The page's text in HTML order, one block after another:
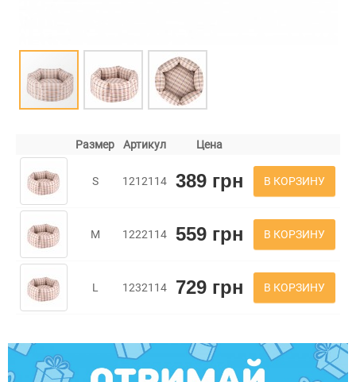
Размер Артикул Цена
S 1212114 389 грн В КОРЗИНУ
M 1222114 559 грн В КОРЗИНУ
L 1232114 729 грн В КОРЗИНУ